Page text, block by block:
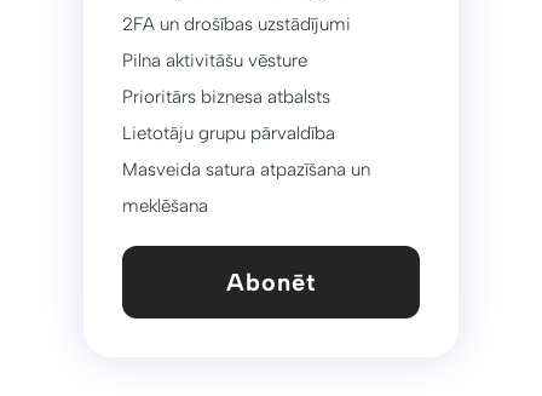
2FA un drošības uzstādījumi
Pilna aktivitāšu vēsture
Prioritārs biznesa atbalsts
Lietotāju grupu pārvaldība
Masveida satura atpazīšana un
meklēšana
Abonēt